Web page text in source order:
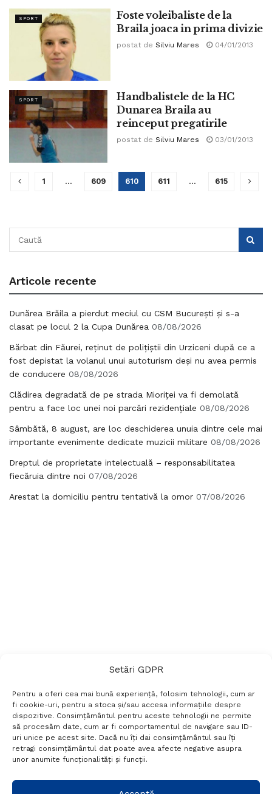
Setări GDPR
Pentru a oferi cea mai bună experiență, folosim tehnologii, cum ar
fi cookie-uri, pentru a stoca și/sau accesa informațiile despre
dispozitive. Consimțământul pentru aceste tehnologii ne permite
să procesăm date, cum ar fi comportamentul de navigare sau ID-
uri unice pe acest site. Dacă nu îți dai consimțământul sau îți
retragi consimțământul dat poate avea afecte negative asupra
unor anumite funcționalități și funcții.
SPORT
Foste voleibaliste de la
Braila joaca in prima divizie
postat de Silviu Mares 04/01/2013
SPORT
Handbalistele de la HC
Dunarea Braila au
reinceput pregatirile
postat de Silviu Mares 03/01/2013
1 … 609 610 611 … 615
Articole recente
Dunărea Brăila a pierdut meciul cu CSM București și s-a
clasat pe locul 2 la Cupa Dunărea 08/08/2026
Bărbat din Făurei, reținut de polițiștii din Urziceni după ce a
fost depistat la volanul unui autoturism deși nu avea permis
de conducere 08/08/2026
Clădirea degradată de pe strada Mioriței va fi demolată
pentru a face loc unei noi parcări rezidențiale 08/08/2026
Sâmbătă, 8 august, are loc deschiderea unuia dintre cele mai
importante evenimente dedicate muzicii militare 08/08/2026
Dreptul de proprietate intelectuală – responsabilitatea
fiecăruia dintre noi 07/08/2026
Arestat la domiciliu pentru tentativă la omor 07/08/2026
Termeni si conditii
Politică de confidențialitate
Politica cookies
Setări GDPR